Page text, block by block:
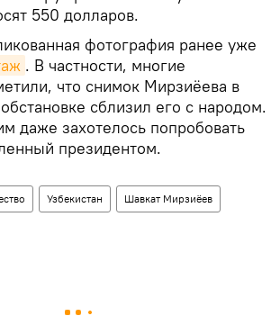
550 долларов.
фотография ранее уже
. В частности, многие
что снимок Мирзиёева в
сблизил его с народом.
даже захотелось попробовать
президентом.
Узбекистан Шавкат Мирзиёев